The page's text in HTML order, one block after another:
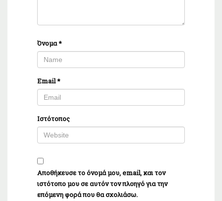
Όνομα*
Email*
Ιστότοπος
Αποθήκευσε το όνομά μου, email, και τον
ιστότοπο μου σε αυτόν τον πλοηγό για την
επόμενη φορά που θα σχολιάσω.